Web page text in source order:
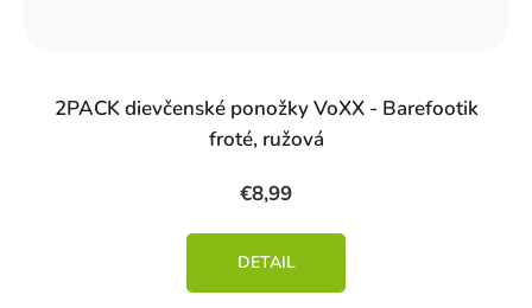
2PACK dievčenské ponožky VoXX - Barefootik
froté, ružová
€8,99
DETAIL